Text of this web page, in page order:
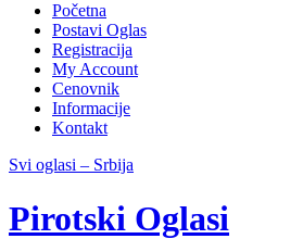
Početna
Postavi Oglas
Registracija
My Account
Cenovnik
Informacije
Kontakt
Svi oglasi – Srbija
Pirotski Oglasi